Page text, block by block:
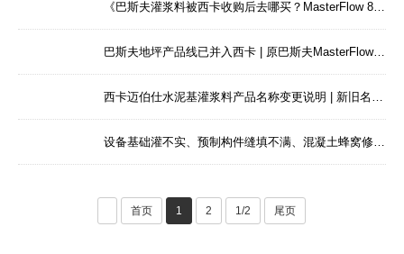
《巴斯夫灌浆料被西卡收购后去哪买？MasterFlow 870现在叫什么？——广州达高，原巴斯夫25年技术传承，白鹤滩800吨供应商》
巴斯夫地坪产品线已并入西卡 | 原巴斯夫MasterFlow、MasterEmaco、BARRA施工找谁？
西卡迈伯仕水泥基灌浆料产品名称变更说明 | 新旧名称对照与选型指南 | 广州达高·西卡28年服务商西卡迈伯仕水泥基灌浆料产品名称变更说明
设备基础灌不实、预制构件缝填不满、混凝土蜂窝修不好——灌浆料得自己流进去，胀起来，把缝挤死—— 广州达高·西卡CONSTRUCTION GROUT水泥基高强灌浆料施工CONSTRUCTION GROUT 一般用途的收缩补偿灌浆料
首页 1 2 1/2 尾页